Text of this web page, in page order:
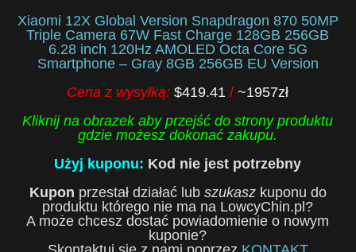
Xiaomi 12X Global Version Snapdragon 870 50MP
Triple Camera 67W Fast Charge 128GB 256GB
6.28 inch 120Hz AMOLED Octa Core 5G
Smartphone – Gray 8GB 256GB EU Version
Cena z wysyłką:$419.41/~1957zł
Kliknij na obrazek aby przejść do strony produktu
gdzie możesz dokonać zakupu.
Użyj kuponu: Kod nie jest potrzebny
Kupon przestał działać lub szukaszkuponu do
produktu którego nie ma na LowcyChin.pl?
A może chcesz dostać powiadomienie o nowym
kuponie?